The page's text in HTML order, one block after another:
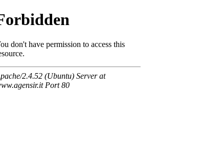
intensi tra Chiesa, popolo e
istituzioni
SIGNIS 2026, dare voce alle
07.08.2026
Honduras, gli sfollati invisibili di una
crisi dimenticata